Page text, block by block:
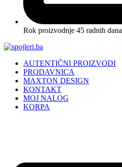
Rok proizvodnje 45 radnih dana
AUTENTIČNI PROIZVODI
PRODAVNICA
MAXTON DESIGN
KONTAKT
MOJ NALOG
KORPA